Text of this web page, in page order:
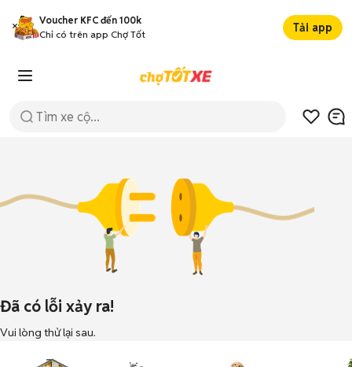
Voucher KFC đến 100k
Chỉ có trên app Chợ Tốt
Tải app
Đã có lỗi xảy ra!
Vui lòng thử lại sau.